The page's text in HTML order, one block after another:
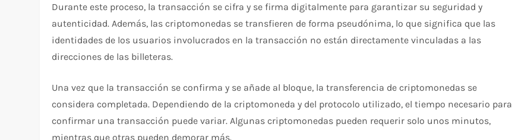
Durante este proceso, la transacción se cifra y se firma digitalmente para garantizar su seguridad y
autenticidad. Además, las criptomonedas se transfieren de forma pseudónima, lo que significa que las
identidades de los usuarios involucrados en la transacción no están directamente vinculadas a las
direcciones de las billeteras.
Una vez que la transacción se confirma y se añade al bloque, la transferencia de criptomonedas se
considera completada. Dependiendo de la criptomoneda y del protocolo utilizado, el tiempo necesario para
confirmar una transacción puede variar. Algunas criptomonedas pueden requerir solo unos minutos,
mientras que otras pueden demorar más.